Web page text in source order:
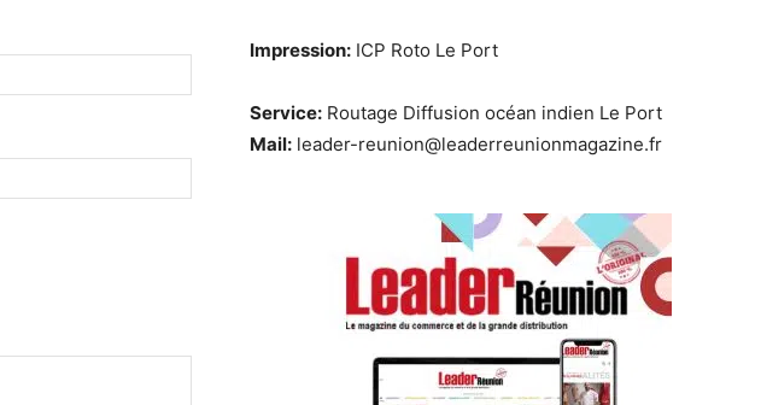
Impression: ICP Roto Le Port
Service: Routage Diffusion océan indien Le Port
Mail: leader-reunion@leaderreunionmagazine.fr